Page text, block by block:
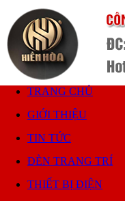
TRANG CHỦ
GIỚI THIỆU
TIN TỨC
ĐÈN TRANG TRÍ
THIẾT BỊ ĐIỆN